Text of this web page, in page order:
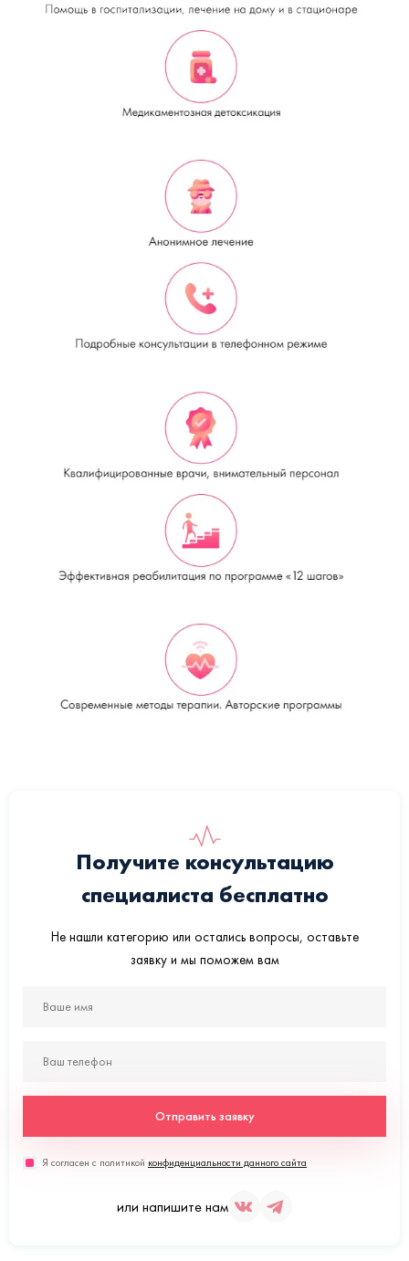
Получите консультацию
специалиста бесплатно
Не нашли категорию или остались вопросы, оставьте
заявку и мы поможем вам
Отправить заявку
Я согласен с политикой конфиденциальности данного сайта
или напишите нам